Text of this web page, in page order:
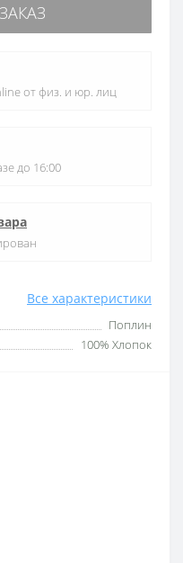
Все характеристики
Поплин
100% Хлопок
от физ. и юр. лиц
до 16:00